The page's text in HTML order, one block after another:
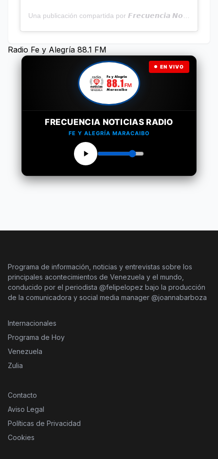
Radio Fe y Alegría 88.1 FM
EN VIVO
FRECUENCIA NOTICIAS RADIO
FE Y ALEGRÍA MARACAIBO
Programa de información, noticias y entrevistas sobre los
principales acontecimientos de Venezuela y el mundo,
conducido por el periodista @felipelopez bajo la producción
de la comunicadora y social media manager @joannabarboza
Internacionales
Programa de Hoy
Venezuela
Zulia
Contacto
Aviso Legal
Políticas de Privacidad
Cookies